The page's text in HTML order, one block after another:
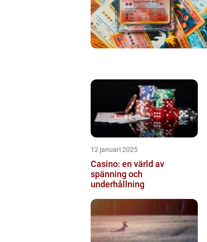
12 januari 2025
Casino: en värld av
spänning och
underhållning